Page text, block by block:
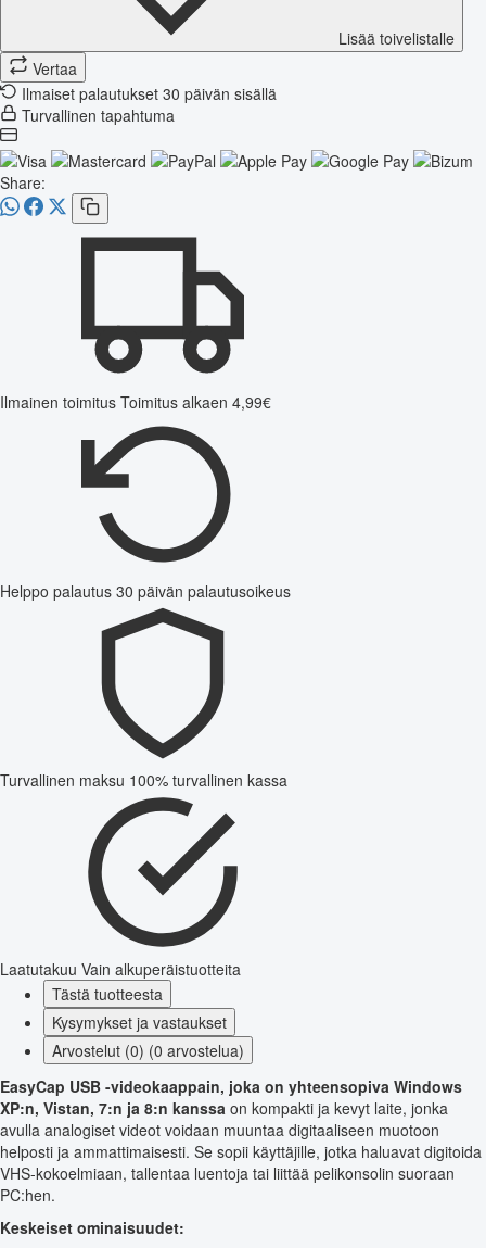
Lisää toivelistalle
Vertaa
Ilmaiset palautukset 30 päivän sisällä
Turvallinen tapahtuma
Share:
Ilmainen toimitus Toimitus alkaen 4,99€
Helppo palautus 30 päivän palautusoikeus
Turvallinen maksu 100% turvallinen kassa
Laatutakuu Vain alkuperäistuotteita
Tästä tuotteesta
Kysymykset ja vastaukset
Arvostelut (0) (0 arvostelua)
EasyCap USB -videokaappain, joka on yhteensopiva Windows
XP:n, Vistan, 7:n ja 8:n kanssa on kompakti ja kevyt laite, jonka
avulla analogiset videot voidaan muuntaa digitaaliseen muotoon
helposti ja ammattimaisesti. Se sopii käyttäjille, jotka haluavat digitoida
VHS-kokoelmiaan, tallentaa luentoja tai liittää pelikonsolin suoraan
PC:hen.
Keskeiset ominaisuudet: